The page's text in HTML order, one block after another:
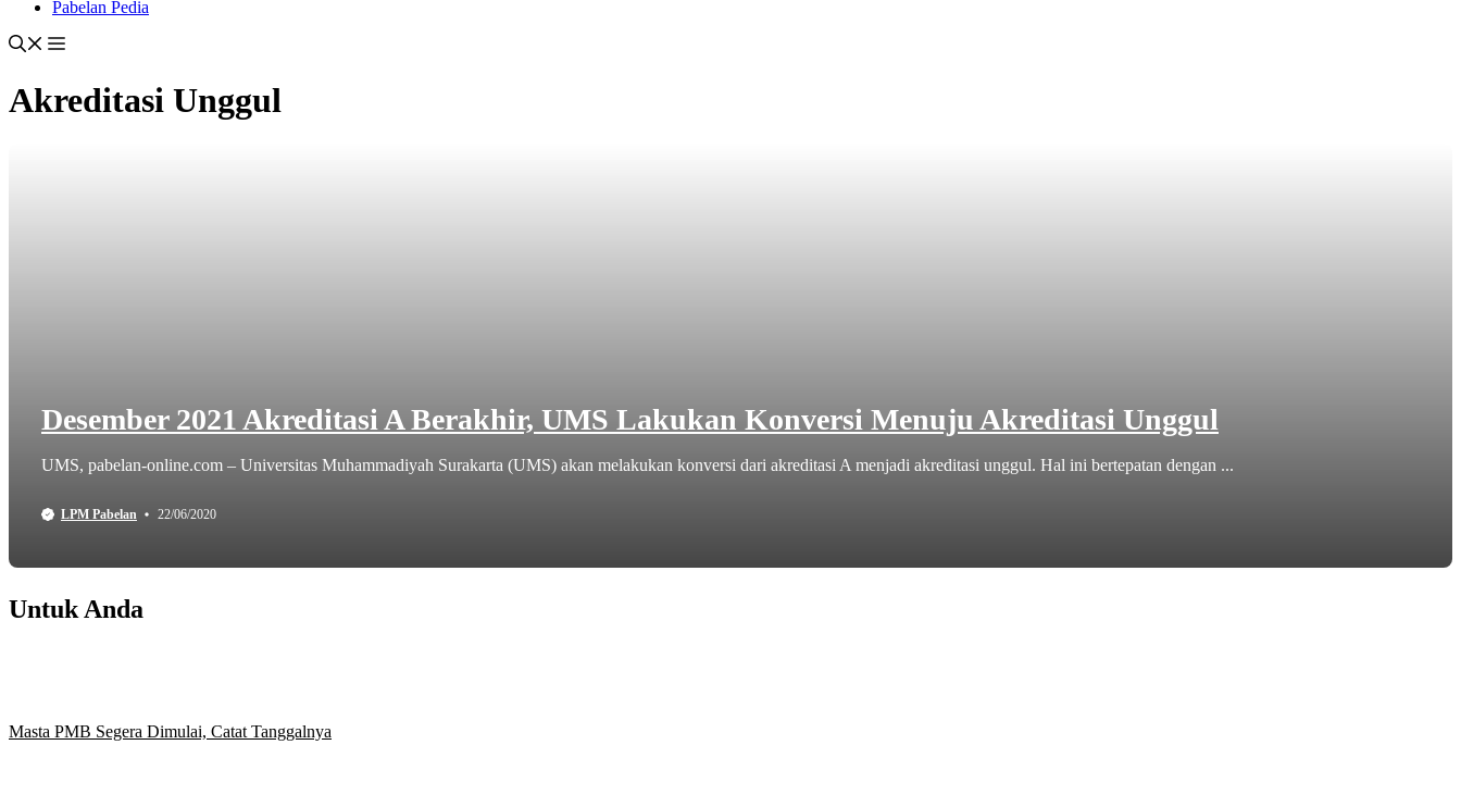
Pabelan Pedia
Akreditasi Unggul
Desember 2021 Akreditasi A Berakhir, UMS Lakukan Konversi Menuju Akreditasi Unggul
UMS, pabelan-online.com – Universitas Muhammadiyah Surakarta (UMS) akan melakukan konversi dari akreditasi A menjadi akreditasi unggul. Hal ini bertepatan dengan ...
LPM Pabelan 22/06/2020
Untuk Anda
Masta PMB Segera Dimulai, Catat Tanggalnya